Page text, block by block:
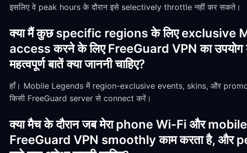
इसलिए वे peak hours के दौरान इसे selectively throttle नहीं कर सकते।
क्या मैं कुछ specific regions के लिए
access करने के लिए FreeGuard VPN का
महत्वपूर्ण बातें क्या जाननी चाहिए?
हाँ। Mobile Legends में region-exclusive events, skins, और
किसी FreeGuard server से connect करें।
क्या मैच के दौरान जब मेरा phone Wi-Fi और
FreeGuard VPN smoothly काम करता है, और